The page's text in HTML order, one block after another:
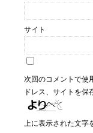
サイト
次回のコメントで使
ドレス、サイトを保
上に表示された文字